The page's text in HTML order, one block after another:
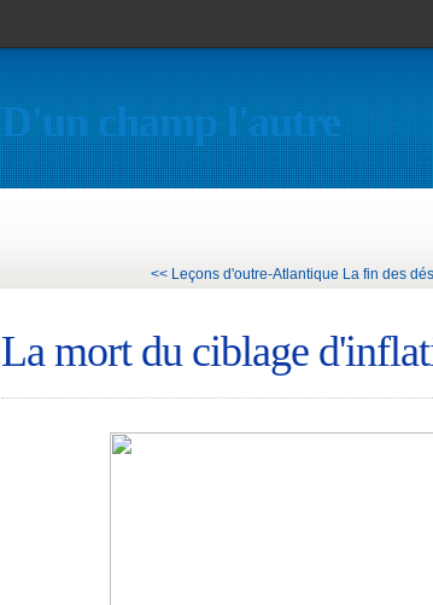
D'un champ l'autre
<< Leçons d'outre-Atlantique La fin des
La mort du ciblage